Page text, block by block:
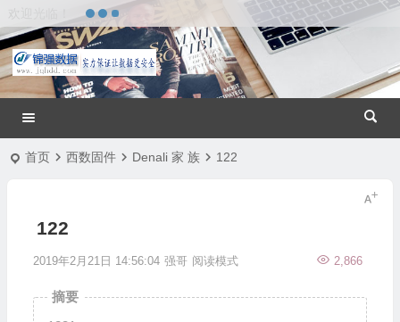
首页 西数固件 Denali 家 族 122
122
2019年2月21日 14:56:04 强哥 2,866
阅读模式
摘要